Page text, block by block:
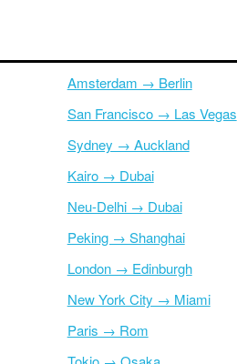
Amsterdam → Berlin
San Francisco → Las Vegas
Sydney → Auckland
Kairo → Dubai
Neu-Delhi → Dubai
Peking → Shanghai
London → Edinburgh
New York City → Miami
Paris → Rom